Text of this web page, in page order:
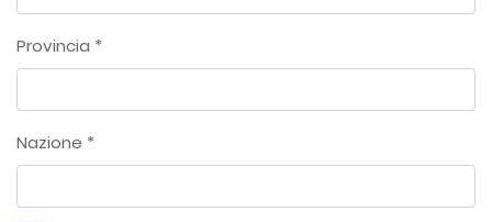
Provincia *
Nazione *